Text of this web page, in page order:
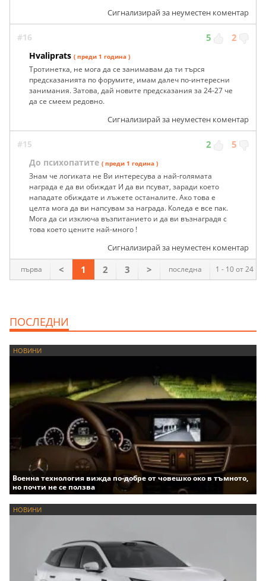
Сигнализирай за неуместен коментар
#16 5 2
Hvaliprats ( преди 1 година )
Тротинетка, не мога да се занимавам да ти търся
предсказанията по форумите, имам далеч по-интересни
занимания. Затова, дай новите предсказания за 24-27 че
да се смеем редовно.
Сигнализирай за неуместен коментар
#15 2 5
До психопатите ( преди 1 година )
Знам че логиката не Ви интересува а най-голямата
награда е да ви обиждат И да ви псуват, заради което
нападате обиждате и лъжете останалите. Ако това е
целта мога да ви напсувам за награда. Коледа е все пак.
Мога да си изключа възпитанието и да ви възнаградя с
това което цените най-много !
Сигнализирай за неуместен коментар
1 - 10 от 24
първа < 1 2 3 > последна
ПОСЛЕДНИ
НОВИНИ
Военна технология вижда по-добре от човешко око в тъмното,
но почти не се ползва
НОВИНИ